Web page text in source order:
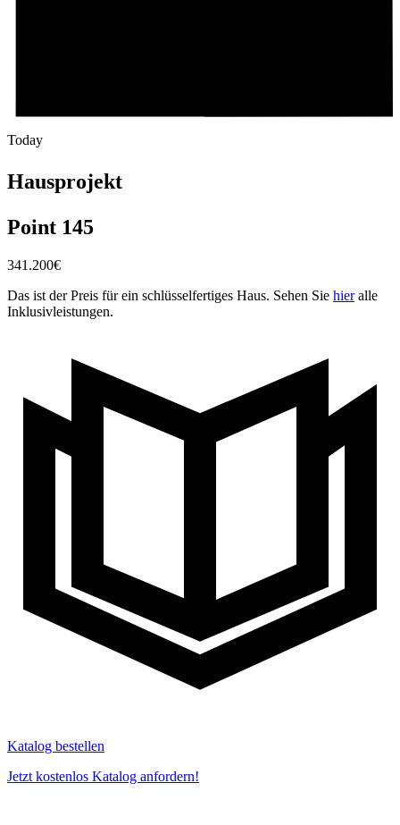
Today
Hausprojekt
Point 145
341.200€
Das ist der Preis für ein schlüsselfertiges Haus. Sehen Sie hieralle
Inklusivleistungen.
Katalog bestellen
Jetzt kostenlos Katalog anfordern!